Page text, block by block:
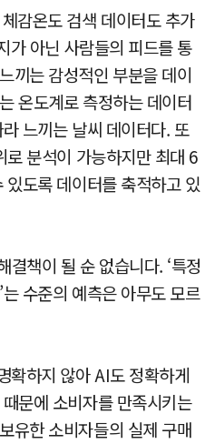
감온도 검색 데이터도 추가
가 아닌 사람들의 피드를 통
끼는 감성적인 부분을 데이
온도계로 측정하는 데이터
느끼는 날씨 데이터다. 또
분석이 가능하지만 최대 6
도록 데이터를 축적하고 있
결책이 될 순 없습니다. ‘특정
수준의 예측은 아무도 모르
확하지 않아 AI도 정확하게
문에 소비자를 만족시키는
유한 소비자들의 실제 구매